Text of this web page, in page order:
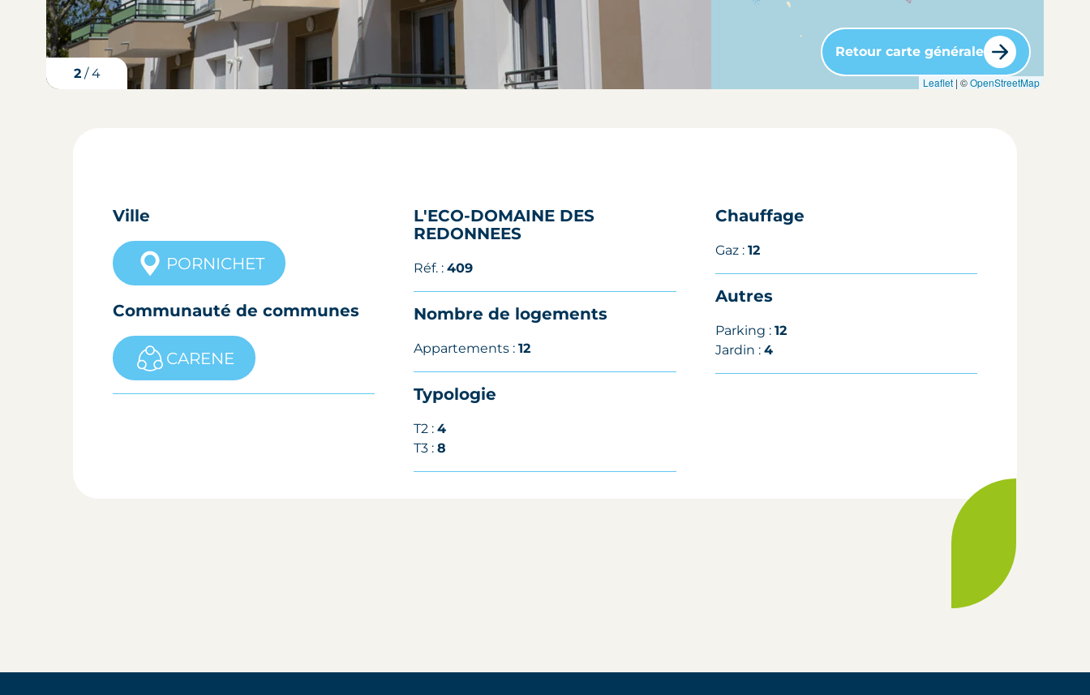
3/4
Leaflet | ©OpenStreetMap
Retour carte générale
Ville
PORNICHET
Communauté de communes
CARENE
L'ECO-DOMAINE DES
REDONNEES
Réf. :409
Nombre de logements
Appartements :12
Typologie
T2 :4
T3 :8
Chauffage
Gaz : 12
Autres
Parking : 12
Jardin : 4